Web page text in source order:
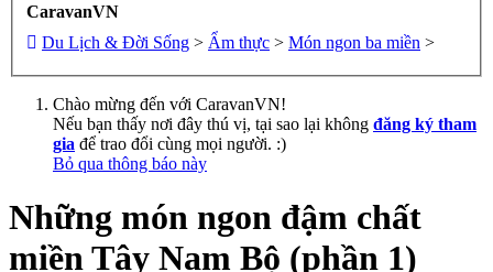
CaravanVN
Du Lịch & Đời Sống > Ẩm thực > Món ngon ba miền >
Chào mừng đến với CaravanVN!
Nếu bạn thấy nơi đây thú vị, tại sao lại không đăng ký tham
gia để trao đổi cùng mọi người. :)
Bỏ qua thông báo này
Những món ngon đậm chất
miền Tây Nam Bộ (phần 1)